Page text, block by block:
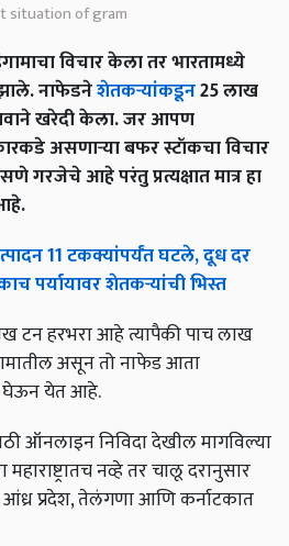
situation of gram
विचार केला तर भारतामध्ये
नाफेडनेशेतकऱ्यांकडून25 लाख
खरेदी केला. जर आपण
असणाऱ्या बफर स्टॉकचा विचार
गरजेचे आहे परंतु प्रत्यक्षात मात्र हा
11टकक्यांपर्यंतघटले,दूधदर
पर्यायावरशेतकऱ्यांचीभिस्त
टन हरभरा आहे त्यापैकी पाच लाख
असून तो नाफेड आता
घेऊन येत आहे.
ऑनलाइन निविदा देखील मागविल्या
नव्हे तर चालू दरानुसार
आंध्र प्रदेश, तेलंगणा आणि कर्नाटकात